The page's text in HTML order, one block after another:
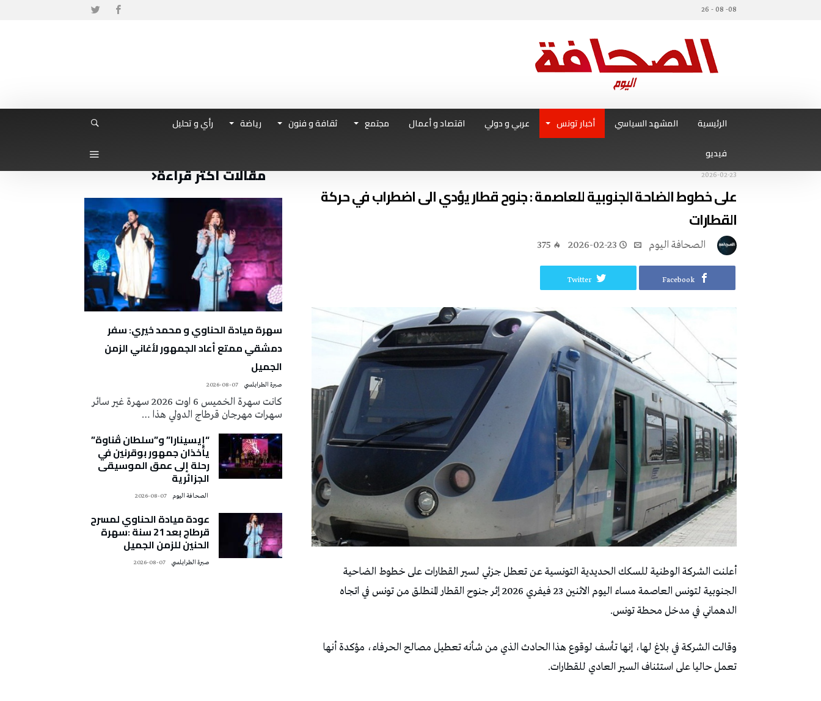
08- 08 - 26
الرئيسية المشهد السياسي أخبار تونس عربي و دولي اقتصاد و أعمال مجتمع ثقافة و فنون رياضة
رأي و تحليل
فيديو
2026-02-23
على خطوط الضاحة الجنوبية للعاصمة : جنوح قطار يؤدي الى اضطراب في حركة
القطارات
2026-02-23
375
Facebook
Twitter
أعلنت الشركة الوطنية للسكك الحديدية التونسية عن تعطل جزئي لسير القطارات على خطوط الضاحية
الجنوبية لتونس العاصمة مساء اليوم الاثنين 23 فيفري 2026 إثر جنوح القطار المنطلق من تونس في اتجاه
الدهماني في مدخل محطة تونس.
وقالت الشركة في بلاغ لها، إنها تأسف لوقوع هذا الحادث الذي من شأنه تعطيل مصالح الحرفاء، مؤكدة أنها
تعمل حاليا على استئناف السير العادي للقطارات.
مقالات أكثر قراءة
سهرة ميادة الحناوي و محمد خيري: سفر
دمشقي ممتع أعاد الجمهور لأغاني الزمن
الجميل
صبرة الطرابلسي 2026-08-07
كانت سهرة الخميس 6 اوت 2026 سهرة غير سائر
سهرات مهرجان قرطاج الدولي هذا …
“إيسينارا” و”سلطان ڤناوة”
يأخذان جمهور بوقرنين في
رحلة إلى عمق الموسيقى
الجزائرية
2026-08-07
عودة ميادة الحناوي لمسرح
قرطاج بعد 21 سنة :سهرة
الحنين للزمن الجميل
صبرة الطرابلسي 2026-08-07